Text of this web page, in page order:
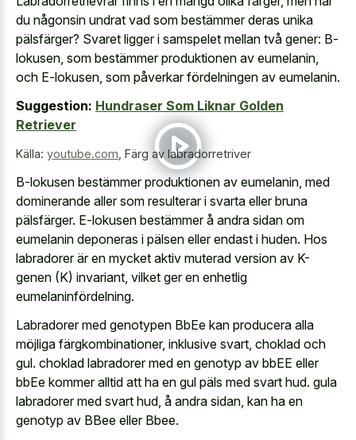
du någonsin undrat vad som bestämmer deras unika
pälsfärger? Svaret ligger i samspelet mellan två gener: B-
lokusen, som bestämmer produktionen av eumelanin,
och E-lokusen, som påverkar fördelningen av eumelanin.
Suggestion: Hundraser Som Liknar Golden
Retriever
Källa: youtube.com Färg av labradorretriver
B-lokusen bestämmer produktionen av eumelanin, med
dominerande aller som resulterar i svarta eller bruna
pälsfärger. E-lokusen bestämmer å andra sidan om
eumelanin deponeras i pälsen eller endast i huden. Hos
labradorer är en mycket aktiv muterad version av K-
genen (K) invariant, vilket ger en enhetlig
eumelaninfördelning.
Labradorer med genotypen BbEe kan producera alla
möjliga färgkombinationer, inklusive svart, choklad och
gul. choklad labradorer med en genotyp av bbEE eller
bbEe kommer alltid att ha en gul päls med svart hud. gula
labradorer med svart hud, å andra sidan, kan ha en
genotyp av BBee eller Bbee.